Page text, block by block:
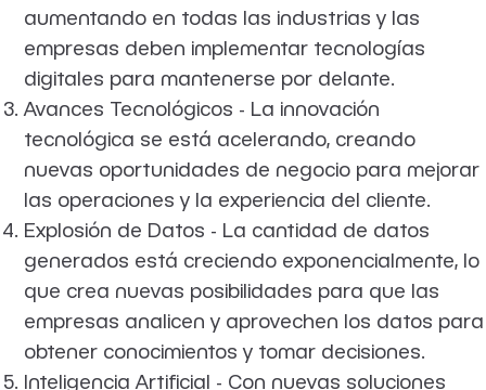
aumentando en todas las industrias y las
empresas deben implementar tecnologías
digitales para mantenerse por delante.
Avances Tecnológicos - La innovación
tecnológica se está acelerando, creando
nuevas oportunidades de negocio para mejorar
las operaciones y la experiencia del cliente.
Explosión de Datos - La cantidad de datos
generados está creciendo exponencialmente, lo
que crea nuevas posibilidades para que las
empresas analicen y aprovechen los datos para
obtener conocimientos y tomar decisiones.
Inteligencia Artificial - Con nuevas soluciones